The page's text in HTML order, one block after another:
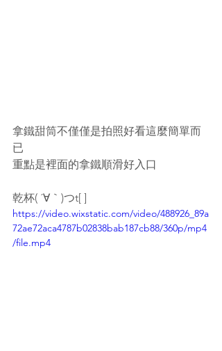
拿鐵甜筒不僅僅是拍照好看這麼簡單而
已
重點是裡面的拿鐵順滑好入口
乾杯( ´∀｀)つt[ ]
https://video.wixstatic.com/video/488926_89a
72ae72aca4787b02838bab187cb88/360p/mp4
/file.mp4